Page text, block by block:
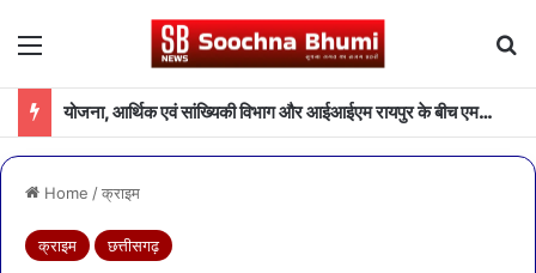
Menu
योजना, आर्थिक एवं सांख्यिकी विभाग और आईआईएम रायपुर के बीच एमओयू
Home /क्राइम
क्राइम छत्तीसगढ़